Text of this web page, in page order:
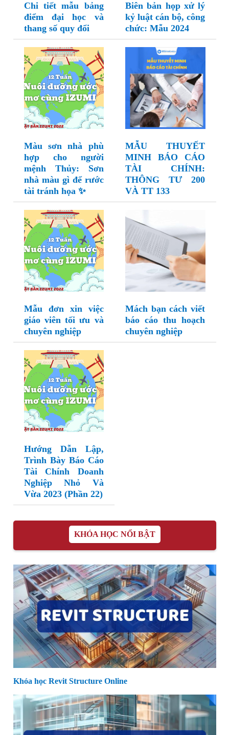
Chi tiết mẫu bảng
điểm đại học và
thang số quy đổi
Biên bản họp xử lý
kỷ luật cán bộ, công
chức: Mẫu 2024
Màu sơn nhà phù
hợp cho người
mệnh Thủy: Sơn
nhà màu gì để rước
tài tránh họa ✨
MẪU THUYẾT
MINH BÁO CÁO
TÀI CHÍNH:
THÔNG TƯ 200
VÀ TT 133
Mẫu đơn xin việc
giáo viên tối ưu và
chuyên nghiệp
Mách bạn cách viết
báo cáo thu hoạch
chuyên nghiệp
Hướng Dẫn Lập,
Trình Bày Báo Cáo
Tài Chính Doanh
Nghiệp Nhỏ Và
Vừa 2023 (Phần 22)
KHÓA HỌC NỔI BẬT
Khóa học Revit Structure Online